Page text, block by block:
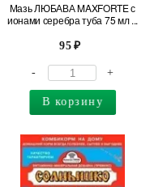
Мазь ЛЮБАВА MAXFORTE с
ионами серебра туба 75 мл ...
95
- +
В корзину